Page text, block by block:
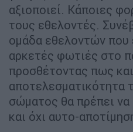
αξιοποιεί. Κάποιες
τους εθελοντές.
ομάδα εθελοντών που
αρκετές φωτιές στο
προσθέτοντας πως
αποτελεσματικότητα
σώματος θα πρέπει να
και όχι αυτο-